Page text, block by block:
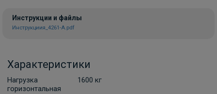
Набор электрики фаркопа КонцептАвто
KA.SC.7.2 с блоком согласования 7-пин
Инструкции и файлы
Инструкциия_4261-A.pdf
Характеристики
Нагрузка
горизонтальная
1600 кг